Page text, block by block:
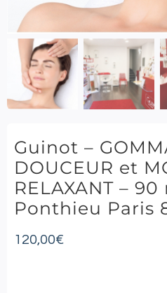
Guinot –
DOUCEUR et
RELAXANT –
Ponthieu Paris
120,00€